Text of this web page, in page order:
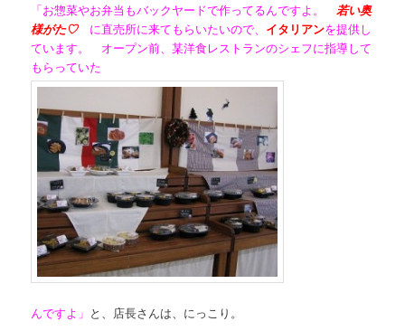
「お惣菜やお弁当もバックヤードで作ってるんですよ。若い奥
様がた♡
に直売所に来てもらいたいので、 イタリアンを提供し
ています。 オープン前、某洋食レストランのシェフに指導して
もらっていた
んですよ 」 と、店長さんは、にっこり。